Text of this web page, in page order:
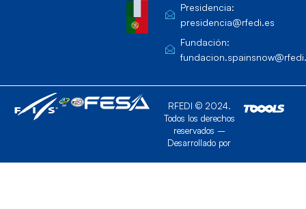
Presidencia:
presidencia@rfedi.es
Fundación:
RFEDI © 2024.
Todos los derechos
reservados –
Desarrollado por